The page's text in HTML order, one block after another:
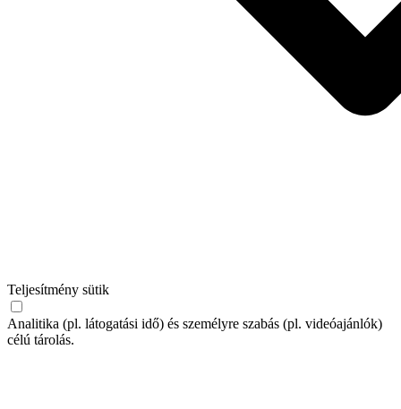
Teljesítmény sütik
Analitika (pl. látogatási idő) és személyre szabás (pl. videóajánlók)
célú tárolás.